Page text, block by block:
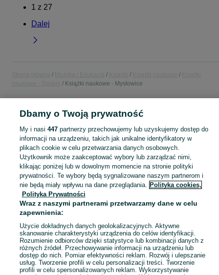
1 z 27
Dalej
Książki naukowe - Mysłowice
POLSKA » ŚLĄSKIE » MYSŁOWICE
KATEGORIA
Sprzedaż książek naukowych Mysłowice ▶️ medycyna, prawo, psychologia, historia i inne ✅ Nowe i używane w super cenach ✌ Kupuj i sprzedawaj na OLX.pl! Zobacz
Mapa kategorii
Mapa miejscowości
Mapa ministron
Popularne wyszukiwania
Dbamy o Twoją prywatność
My i nasi 447partnerzy przechowujemy lub uzyskujemy dostęp do
informacji na urządzeniu, takich jak unikalne identyfikatory w
plikach cookie w celu przetwarzania danych osobowych.
Użytkownik może zaakceptować wybory lub zarządzać nimi,
klikając poniżej lub w dowolnym momencie na stronie polityki
prywatności. Te wybory będą sygnalizowane naszym partnerom i
nie będą miały wpływu na dane przeglądania. Polityka cookies,
Polityka Prywatności
Wraz z naszymi partnerami przetwarzamy dane w celu
zapewnienia:
Użycie dokładnych danych geolokalizacyjnych. Aktywne
skanowanie charakterystyki urządzenia do celów identyfikacji.
Rozumienie odbiorców dzięki statystyce lub kombinacji danych z
różnych źródeł. Przechowywanie informacji na urządzeniu lub
dostęp do nich. Pomiar efektywności reklam. Rozwój i ulepszanie
usług. Tworzenie profili w celu personalizacji treści. Tworzenie
profili w celu spersonalizowanych reklam. Wykorzystywanie